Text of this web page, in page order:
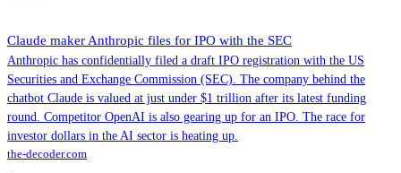
Claude maker Anthropic files for IPO with the SEC
Anthropic has confidentially filed a draft IPO registration with the US
Securities and Exchange Commission (SEC). The company behind the
chatbot Claude is valued at just under $1 trillion after its latest funding
round. Competitor OpenAI is also gearing up for an IPO. The race for
investor dollars in the AI sector is heating up.
the-decoder.com